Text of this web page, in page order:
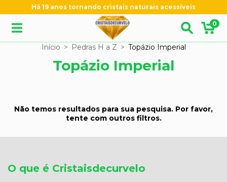
Há 19 anos tornando cristais naturais acessíveis
0
Início > Pedras H a Z > Topázio Imperial
Topázio Imperial
Não temos resultados para sua pesquisa. Por favor,
tente com outros filtros.
O que é Cristaisdecurvelo